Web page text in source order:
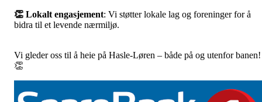
👏 Lokalt engasjement: Vi støtter lokale lag og foreninger for å
bidra til et levende nærmiljø.
Vi gleder oss til å heie på Hasle-Løren – både på og utenfor banen!
👏